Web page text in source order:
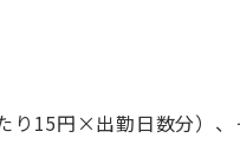
り15円×出勤日数分